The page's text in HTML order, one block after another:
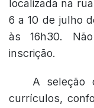
localizada na
6 a 10 de julho
às 16h30.
inscrição.
A seleção
currículos,